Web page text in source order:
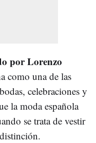
por Lorenzo
como una de las
celebraciones y
la moda española
se trata de vestir